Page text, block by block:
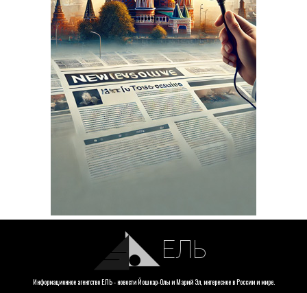
ЕЛЬ
Информационное агентство ЕЛЬ - новости Йошкар-Олы и Марий Эл, интересное в России и мире.